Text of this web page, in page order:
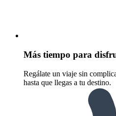
Más tiempo para
Regálate un viaje sin
hasta que llegas a tu destino.